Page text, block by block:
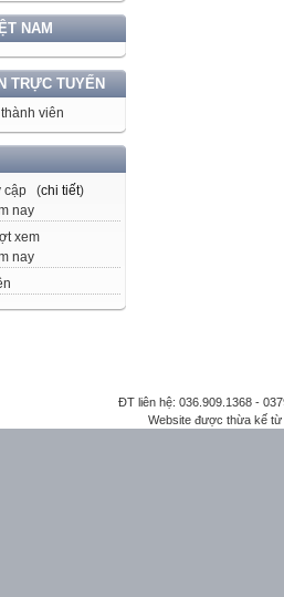
NAM
TRỰC TUYẾN
viên
cập (chi tiết)
nay
xem
nay
ĐT liên hệ: 036.909.1368 -
Website được thừa kế từ